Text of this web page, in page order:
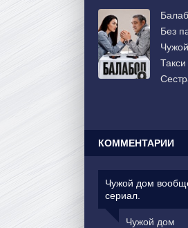
Без
КОММЕНТАРИИ
Чужой дом
сериал.
Чужой дом